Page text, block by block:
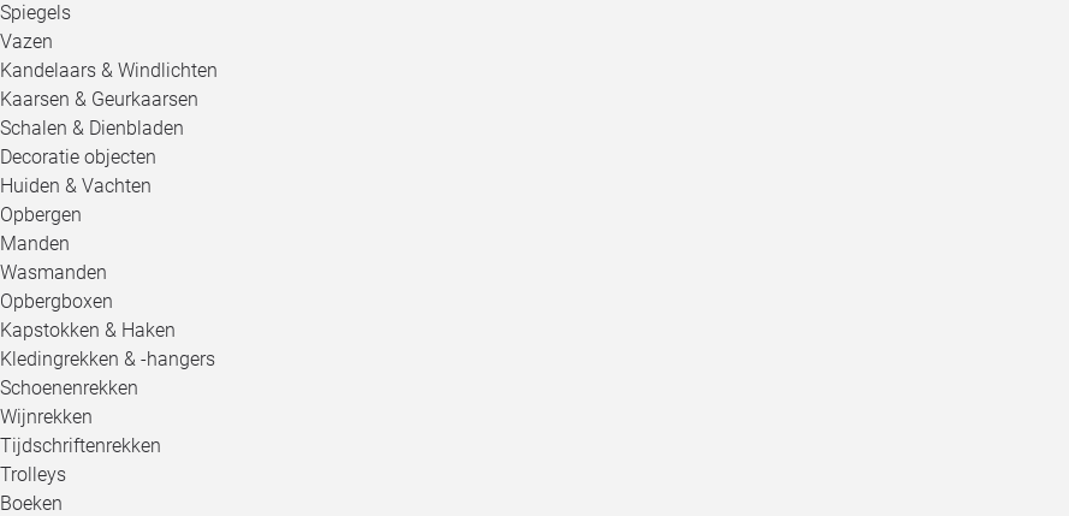
Spiegels
Vazen
Kandelaars & Windlichten
Kaarsen & Geurkaarsen
Schalen & Dienbladen
Decoratie objecten
Huiden & Vachten
Opbergen
Manden
Wasmanden
Opbergboxen
Kapstokken & Haken
Kledingrekken & -hangers
Schoenenrekken
Wijnrekken
Tijdschriftenrekken
Trolleys
Boeken